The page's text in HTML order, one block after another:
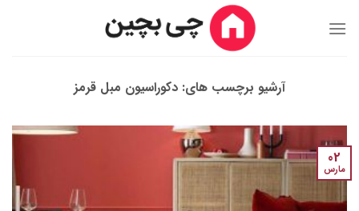
آرشیو برچسب های: دکوراسیون مبل قرمز
02
مارس